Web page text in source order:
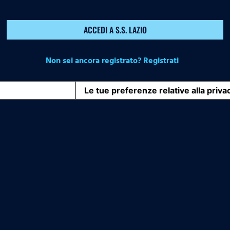
ACCEDI A S.S. LAZIO
Non sei ancora registrato? Registrati
Le tue preferenze relative alla